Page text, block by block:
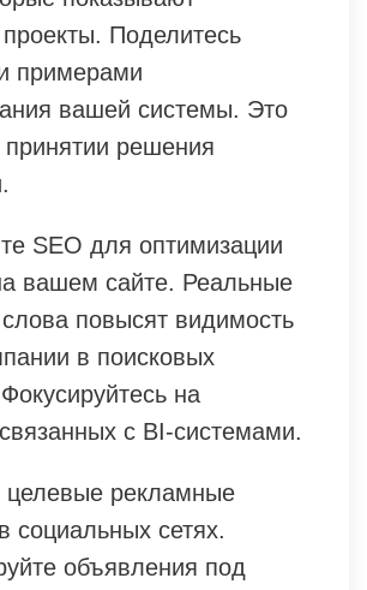
Поделитесь
примерами
вашей системы. Это
решения
SEO для оптимизации
вашем сайте. Реальные
повысят видимость
в поисковых
на
с BI-системами.
целевые рекламные
социальных сетях.
объявления под